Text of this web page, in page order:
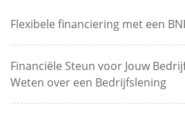
Flexibele financiering met een
Financiële Steun voor Jouw
Weten over een Bedrijfslening